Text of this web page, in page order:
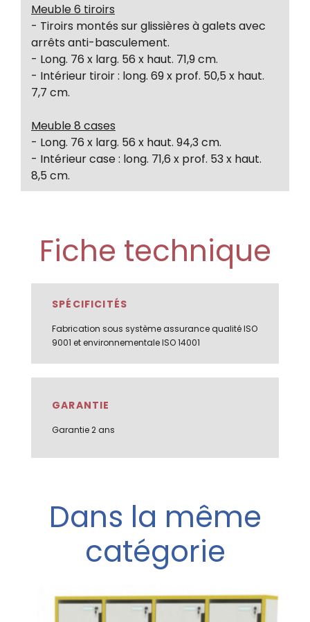
Meuble 6 tiroirs
- Tiroirs montés sur glissières à galets avec
arrêts anti-basculement.
- Long. 76 x larg. 56 x haut. 71,9 cm.
- Intérieur tiroir : long. 69 x prof. 50,5 x haut.
7,7 cm.
Meuble 8 cases
- Long. 76 x larg. 56 x haut. 94,3 cm.
- Intérieur case : long. 71,6 x prof. 53 x haut.
8,5 cm.
Fiche technique
SPÉCIFICITÉS
Fabrication sous système assurance qualité ISO
9001 et environnementale ISO 14001
GARANTIE
Garantie 2 ans
Dans la même
catégorie